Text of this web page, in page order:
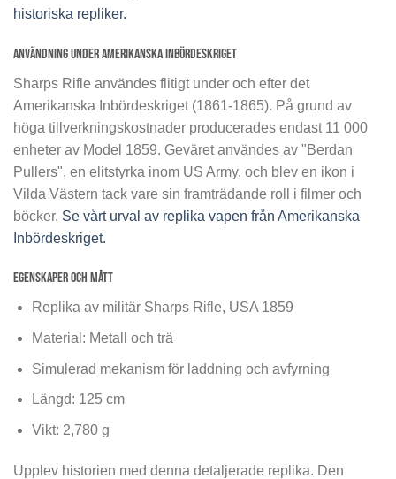
historiska repliker.
Användning under Amerikanska Inbördeskriget
Sharps Rifle användes flitigt under och efter det
Amerikanska Inbördeskriget (1861-1865). På grund av
höga tillverkningskostnader producerades endast 11 000
enheter av Model 1859. Geväret användes av "Berdan
Pullers", en elitstyrka inom US Army, och blev en ikon i
Vilda Västern tack vare sin framträdande roll i filmer och
böcker. Se vårt urval av replika vapen från Amerikanska
Inbördeskriget.
Egenskaper och Mått
Replika av militär Sharps Rifle, USA 1859
Material: Metall och trä
Simulerad mekanism för laddning och avfyrning
Längd: 125 cm
Vikt: 2,780 g
Upplev historien med denna detaljerade replika. Den